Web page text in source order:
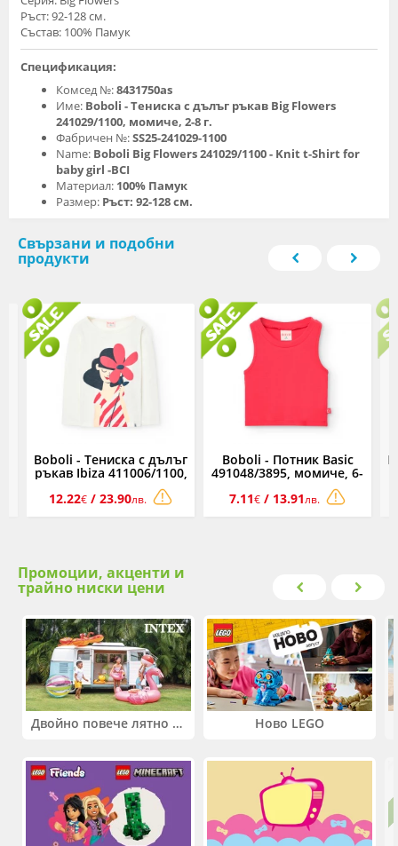
Ръст: 92-128 см.
Състав: 100% Памук
Спецификация:
Комсед №:8431750as
Име: Boboli - Тениска с дълъг ръкав Big Flowers
241029/1100, момиче, 2-8 г.
Фабричен №:SS25-241029-1100
Name: Boboli Big Flowers 241029/1100 - Knit t-Shirt for
baby girl -BCI
Материал: 100% Памук
Размер: Ръст: 92-128 см.
Свързани и подобни
продукти
Boboli - Тениска с дълъг
ръкав Ibiza 411006/1100,
12.22€ / 23.90лв.
Boboli - Потник Basic
491048/3895, момиче, 6-
7.11€ / 13.91лв.
Промоции, акценти и
трайно ниски цени
Двойно повече лятно забавление! Купи 2 продукта INTEX и вземи -33% Ново LEGO